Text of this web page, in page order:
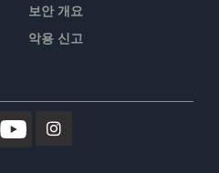
보안 개요
악용 신고